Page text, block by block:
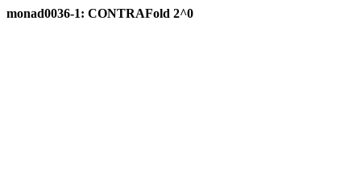
monad0036-1: CONTRAFold 2^0